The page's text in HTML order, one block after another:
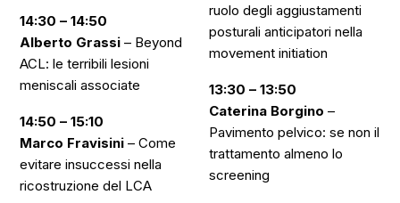
14:30 – 14:50
Alberto Grassi – Beyond
ACL: le terribili lesioni
meniscali associate
14:50 – 15:10
Marco Fravisini – Come
evitare insuccessi nella
ricostruzione del LCA
ruolo degli aggiustamenti
posturali anticipatori nella
movement initiation
13:30 – 13:50
Caterina Borgino –
Pavimento pelvico: se non il
trattamento almeno lo
screening